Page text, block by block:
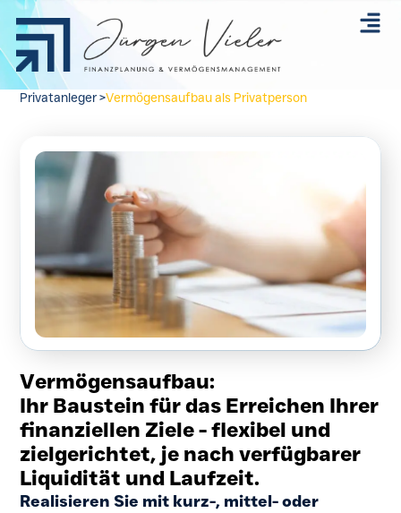
Privatanleger >Vermögensaufbau als Privatperson
Vermögensaufbau:
Ihr Baustein für das Erreichen Ihrer
finanziellen Ziele - flexibel und
zielgerichtet, je nach verfügbarer
Liquidität und Laufzeit.
Realisieren Sie mit kurz-, mittel- oder